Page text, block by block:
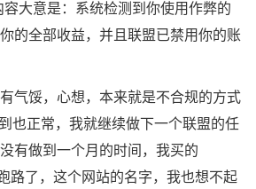
大意是：系统检测到你使用作弊的
的全部收益，并且联盟已禁用你的账
馁，心想，本来就是不合规的方式
也正常，我就继续做下一个联盟的任
有做到一个月的时间，我买的
路了，这个网站的名字，我也想不起